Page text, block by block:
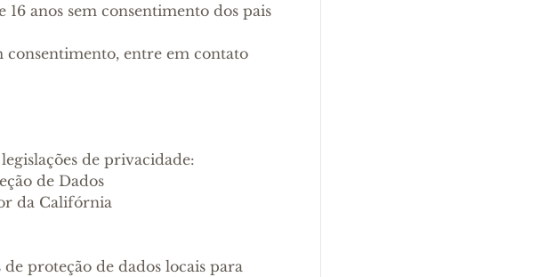
anos sem consentimento dos pais
consentimento, entre em contato
de privacidade:
de Dados
da Califórnia
proteção de dados locais para